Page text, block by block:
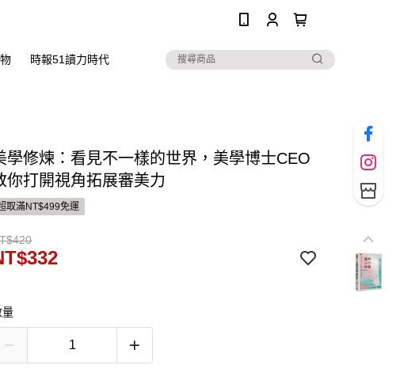
時報51讀力時代
學修煉：看見不一樣的世界，美學博士CEO
你打開視角拓展審美力
取滿NT$499免運
量